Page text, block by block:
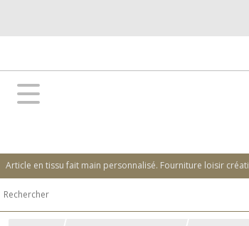
Article en tissu fait main personnalisé. Fourniture loisir